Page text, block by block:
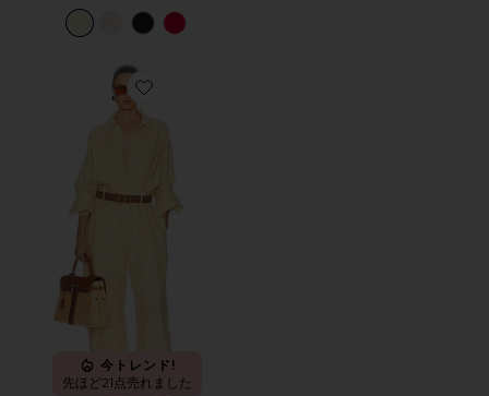
Favorite PAPERBAG JUMPSUIT IN WASHED LINEN ジ
今トレンド!
先ほど21点売れました